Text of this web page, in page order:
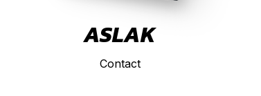
ASLAK
Contact